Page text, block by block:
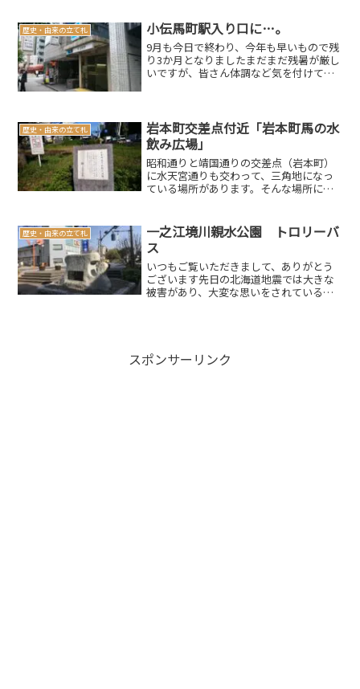
工場があったであろう場所...
歴史・由来の立て札 小伝馬町駅入り口に…。
9月も今日で終わり、今年も早いもので残
り3か月となりましたまだまだ残暑が厳し
いですが、皆さん体調など気を付けてく
のだと感心してしまい...
歴史・由来の立て札
岩本町交差点付近「岩本町馬の水
飲み広場」
昭和通りと靖国通りの交差点（岩本町）
に水天宮通りも交わって、三角地になっ
ている場所があります。そんな場所に石
物資輸送（米、野菜、魚介類、材木等）
のために荷車を引く牛馬の...
歴史・由来の立て札
一之江境川親水公園 トロリーバ
ス
いつもご覧いただきまして、ありがとう
ございます先日の北海道地震では大きな
被害があり、大変な思いをされている方
スポンサーリンク